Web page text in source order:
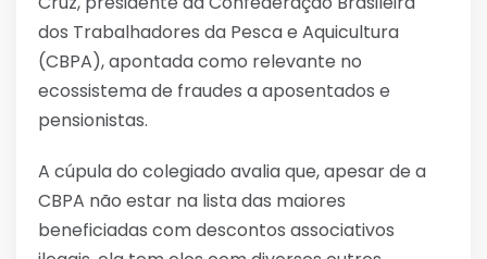
dos Trabalhadores da Pesca e Aquicultura
(CBPA), apontada como relevante no
ecossistema de fraudes a aposentados e
pensionistas.
A cúpula do colegiado avalia que, apesar de a
CBPA não estar na lista das maiores
beneficiadas com descontos associativos